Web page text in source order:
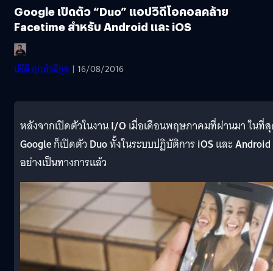
Google เปิดตัว “Duo” แอปวิดีโอคอลคล้าย
Facetime สำหรับ Android และ iOS
ปรีดี ฤกษ์วลีกุล | 16/08/2016
หลังจากเปิดตัวในงานI/O เมื่อเดือนพฤษภาคมที่ผ่านมา ในที่
Googleก็เปิดตัว Duoทั้งในระบบปฏิบัติการiOSและAndroid
อย่างเป็นทางการแล้ว